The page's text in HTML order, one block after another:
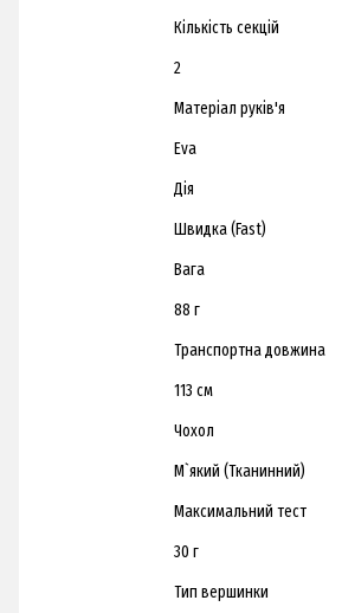
Кількість секцій
2
Матеріал руків'я
Eva
Дія
Швидка (Fast)
Вага
88 г
Транспортна довжина
113 см
Чохол
М`який (Тканинний)
Максимальний тест
30 г
Тип вершинки